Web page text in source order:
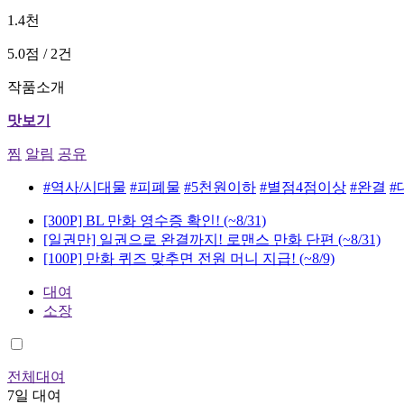
1.4천
5.0점 / 2건
작품소개
맛보기
찜 알림 공유
#역사/시대물 #피폐물 #5천원이하 #별점4점이상 #완결 #
[300P] BL 만화 영수증 확인! (~8/31)
[일권만] 일권으로 완결까지! 로맨스 만화 단편 (~8/31)
[100P] 만화 퀴즈 맞추면 전원 머니 지급! (~8/9)
대여
소장
전체대여
7일 대여